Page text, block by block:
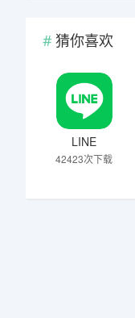
猜你喜欢
LINE
42423次下载